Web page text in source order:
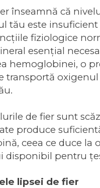
înseamnă că
tău este
fiziologice
esențial
hemoglobinei, o
transportă
de fier sunt
produce
ceea ce duce la
disponibil pentru
lipsei de fier